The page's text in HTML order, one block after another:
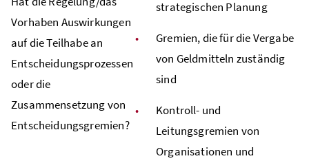
Vorhaben Auswirkungen
auf die Teilhabe an
Entscheidungsprozessen
oder die
Zusammensetzung von
Entscheidungsgremien?
strategischen Planung
Gremien, die für die Vergabe
von Geldmitteln zuständig
sind
Kontroll- und
Leitungsgremien von
Organisationen und